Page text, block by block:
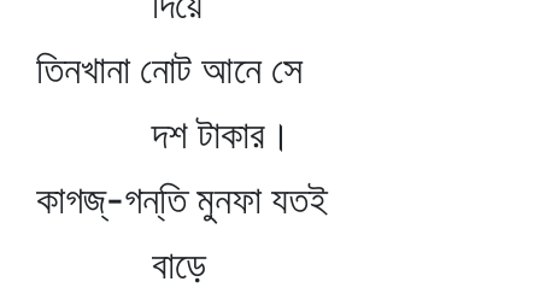
তিনখানা নোট আনে সে
দশ টাকার।
কাগজ্‌-গন্‌তি মুনফা যতই
বাড়ে